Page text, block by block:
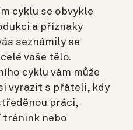
cyklu se obvykle
a příznaky
seznámily se
vaše tělo.
cyklu vám může
vyrazit s přáteli, kdy
práci,
nebo